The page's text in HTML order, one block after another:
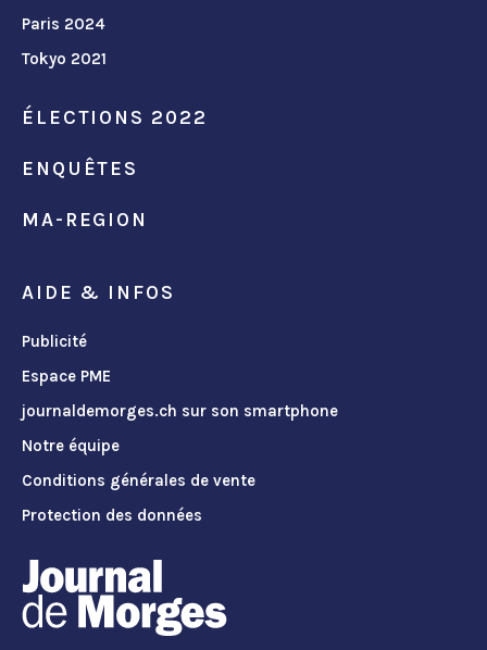
Paris 2024
Tokyo 2021
ÉLECTIONS 2022
ENQUÊTES
MA-REGION
AIDE & INFOS
Publicité
Espace PME
journaldemorges.ch sur son smartphone
Notre équipe
Conditions générales de vente
Protection des données